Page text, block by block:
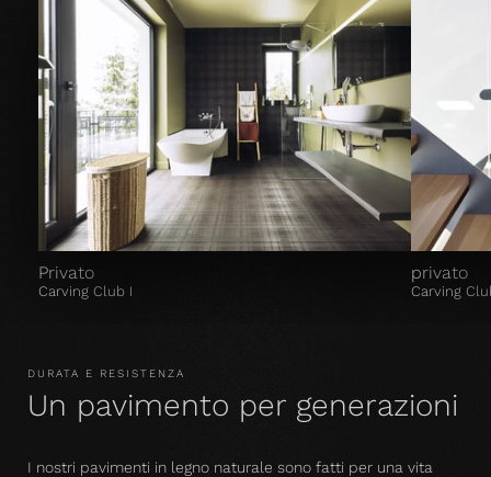
Privato
Carving Club I
privato
Carving
DURATA E RESISTENZA
Un pavimento per generazioni
I nostri pavimenti in legno naturale sono fatti per una vita